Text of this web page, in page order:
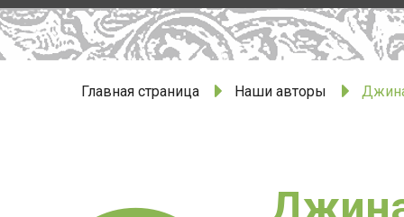
Главная страница Наши авторы